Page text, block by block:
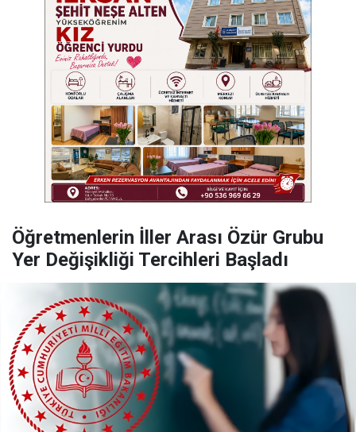
Öğretmenlerin İller Arası Özür Grubu
Yer Değişikliği Tercihleri Başladı